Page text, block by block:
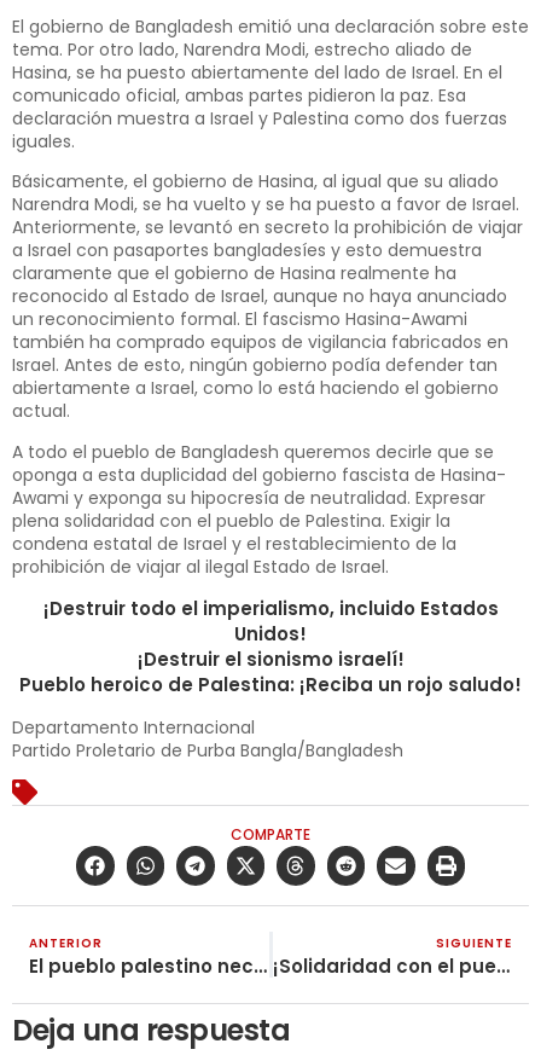
El gobierno de Bangladesh emitió una declaración sobre este
tema. Por otro lado, Narendra Modi, estrecho aliado de
Hasina, se ha puesto abiertamente del lado de Israel. En el
comunicado oficial, ambas partes pidieron la paz. Esa
declaración muestra a Israel y Palestina como dos fuerzas
iguales.
Básicamente, el gobierno de Hasina, al igual que su aliado
Narendra Modi, se ha vuelto y se ha puesto a favor de Israel.
Anteriormente, se levantó en secreto la prohibición de viajar
a Israel con pasaportes bangladesíes y esto demuestra
claramente que el gobierno de Hasina realmente ha
reconocido al Estado de Israel, aunque no haya anunciado
un reconocimiento formal. El fascismo Hasina-Awami
también ha comprado equipos de vigilancia fabricados en
Israel. Antes de esto, ningún gobierno podía defender tan
abiertamente a Israel, como lo está haciendo el gobierno
actual.
A todo el pueblo de Bangladesh queremos decirle que se
oponga a esta duplicidad del gobierno fascista de Hasina-
Awami y exponga su hipocresía de neutralidad. Expresar
plena solidaridad con el pueblo de Palestina. Exigir la
condena estatal de Israel y el restablecimiento de la
prohibición de viajar al ilegal Estado de Israel.
¡Destruir todo el imperialismo, incluido Estados
Unidos!
¡Destruir el sionismo israelí!
Pueblo heroico de Palestina: ¡Reciba un rojo saludo!
Departamento Internacional
Partido Proletario de Purba Bangla/Bangladesh
COMPARTE
ANTERIOR
El pueblo palestino necesita el apoyo de los pueblos del mundo
SIGUIENTE
¡Solidaridad con el pueblo palestino en lucha!
Deja una respuesta